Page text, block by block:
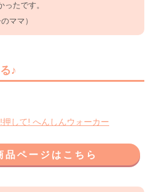
ったです。
ママ）
♪
して! へんしんウォーカー
ページはこちら